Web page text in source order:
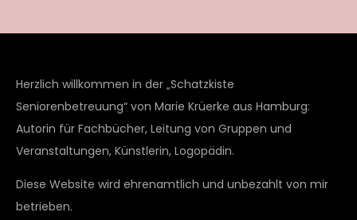
Herzlich willkommen in der „Schatzkiste
Seniorenbetreuung“ von Marie Krüerke aus Hamburg:
Autorin für Fachbücher, Leitung von Gruppen und
Veranstaltungen, Künstlerin, Logopädin.
Diese Website wird ehrenamtlich und unbezahlt von mir
betrieben.